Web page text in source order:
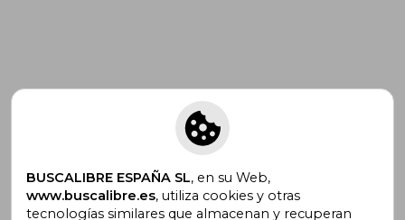
Suscríbete para recibir ofertas y
promociones
BUSCALIBRE ESPAÑA SL, en su Web,
www.buscalibre.es, utiliza cookies y otras
tecnologías similares que almacenan y recuperan